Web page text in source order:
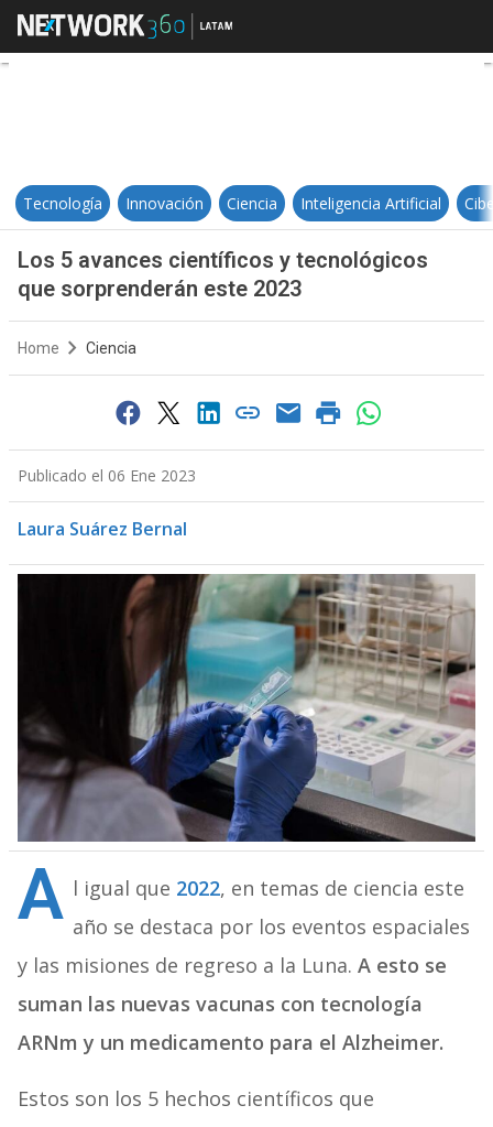
Los 5 avances científicos y
Tecnología Innovación Ciencia Inteligencia Artificial
Los 5 avances científicos y tecnológicos
que sorprenderán este 2023
Home Ciencia
Publicado el 06 Ene 2023
Laura Suárez Bernal
A l igual que 2022, en temas de ciencia este
año se destaca por los eventos espaciales
y las misiones de regreso a la Luna. A esto se
suman las nuevas vacunas con tecnología
ARNm y un medicamento para el Alzheimer.
Estos son los 5 hechos científicos que